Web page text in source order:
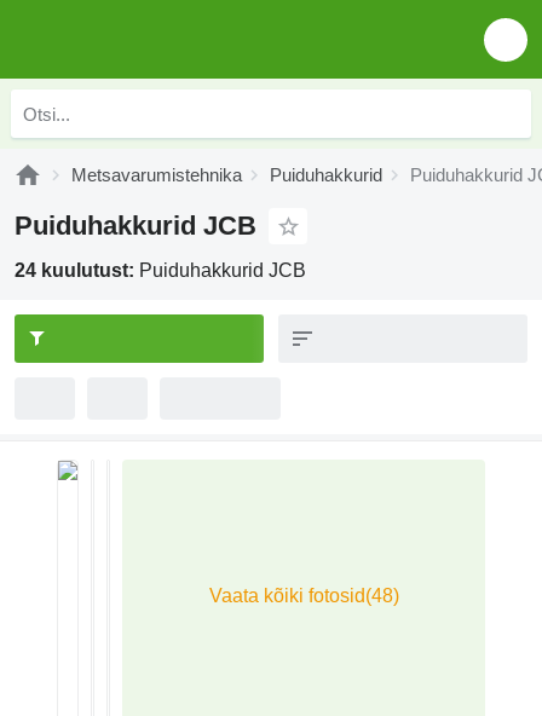
Metsavarumistehnika Puiduhakkurid Puiduhakkurid
Puiduhakkurid JCB
24 kuulutust: Puiduhakkurid JCB